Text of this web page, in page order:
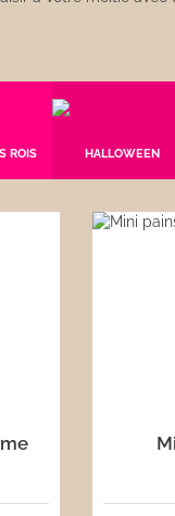
Goûter
ROIS HALLOWEEN